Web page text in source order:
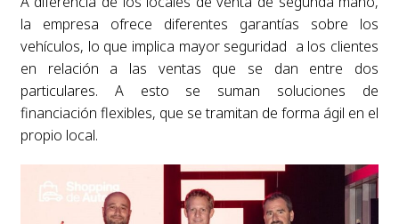
la empresa ofrece diferentes garantías sobre los
vehículos, lo que implica mayor seguridad a los clientes
en relación a las ventas que se dan entre dos
particulares. A esto se suman soluciones de
financiación flexibles, que se tramitan de forma ágil en el
propio local.